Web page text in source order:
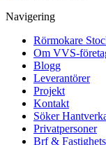
Navigering
Rörmokare
Om VVS-
Blogg
Leverantörer
Projekt
Kontakt
Söker
Privatpersoner
Brf &